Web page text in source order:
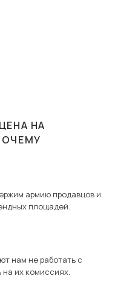
НА
армию продавцов и
площадей.
нам не работать с
их комиссиях.